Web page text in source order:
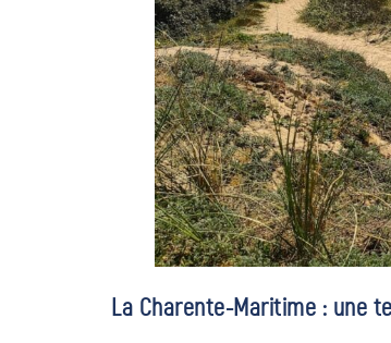
La Charente-Maritime : une